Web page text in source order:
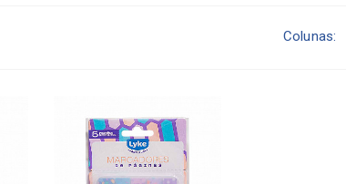
Colunas: